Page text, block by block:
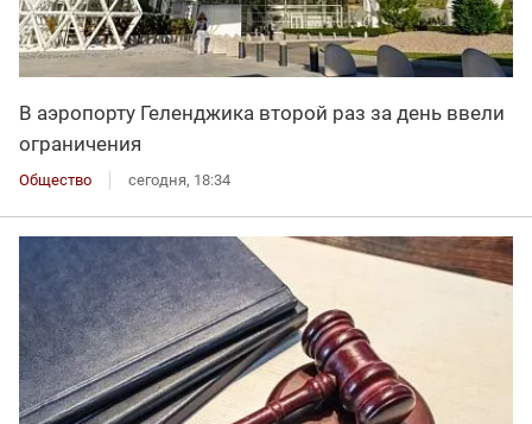
В аэропорту Геленджика второй раз за день ввели
ограничения
Общество сегодня, 18:34